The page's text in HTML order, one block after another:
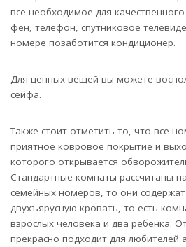
все необходимое для
фен, телефон, спутниковое
номере позаботится кондиционер.
Для ценных вещей вы можете
сейфа.
Также стоит отметить то, что все
приятное ковровое покрытие и
которого открывается
Стандартные комнаты рассчитаны
семейных номеров, то они
двухъярусную кровать, то есть
взрослых человека и два ребенка.
прекрасно подходит для любителей